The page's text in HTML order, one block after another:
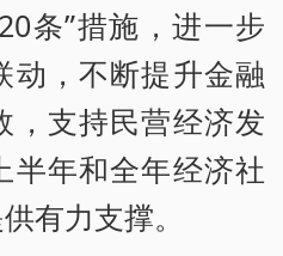
条”措施，进一步
动，不断提升金融
，支持民营经济发
半年和全年经济社
有力支撑。